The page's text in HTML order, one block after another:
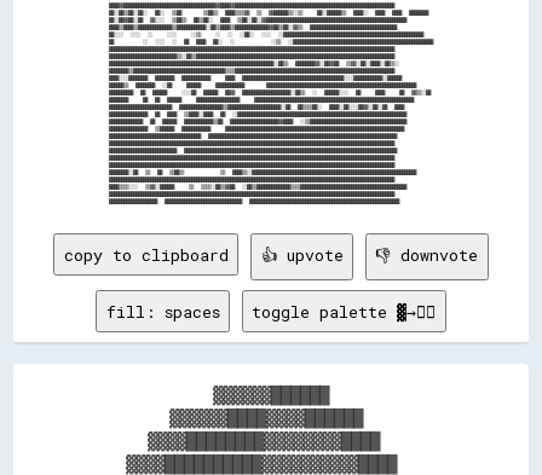
████▓▓██████████████████████████████████████▓▓████▓▓██████████████████████████████████████████████████████████████████
██░░██▒▒██░░██░░  ██░░  ▒▒██      ▒▒██▒▒  ████▒▒▒▒▓▓  ▒▒  ▓▓██████▒▒░░▒▒    ██░░██████▒▒  ████░░  ████  ████  ████████
██░░██▓▓██░░██  ▓▓░░░░  ▒▒██▒▒  ██▒▒██░░  ████  ▒▒██░░██░░▓▓██████████████████████████████████████████████████████████
████▒▒████▒▒██████████████▒▒████████████░░██▒▒████▒▒██████████████▓▓██▒▒██░░▓▓▒▒  ████████████████████████████████████
██░░░░  ░░░░  ░░    ░░░░    ░░▒▒    ░░  ░░  ░░██░░  ░░░░  ░░██████████████████████████████████████████████████████████
██        ░░  ░░░░  ░░  ██  ████  ██░░  ░░          ░░▒▒  ░░██████████████████████████████████████████████████████████
██████████████████████████████████████████████████████████████████████████████████████████████████████████████████████
████████████████████████████▒▒░░██▒▒██████████████████████████████████████████████████████████████████████████████████
████████████████████████████████████████████████████████████████████░░██▒▒  ████████▓▓░░██▓▓██  ▒▒▓▓░░██░░████░░██▒▒░░
████████▒▒██████████████████████████████████████▒▒▒▒██████████████████████████████████████████████████████████████████
████░░░░████████  ████████  ████████████    ████  ██████████████████████████████████████████░░░░████████████░░██████
██████▒▒  ████████  ░░██    ██████    ████████████      ██████████████████████████████████████████████████████████████
██████████  ██  ██████    ░░░░██  ██████  ██▓▓  ████████████████████░░██▒▒  ░░  ██████░░░░  ██    ████    ██  ▓▓▒▒░░██
████████    ██  ██  ██████    ██████████████████    ██████████████████████████████████████████████████████████████████
██████████████████████████  ██████████████████▒▒██████████████████████░░██  ██▒▒▒▒██░░  ████░░██░░░░██▓▓░░██░░██  ████
████████████████  ██  ████  ▒▒████░░████  ██  ░░██████████████████████████████████████████████████████████████████████
██████████████  ██  ██████  ████████████▒▒██  ████████████████████▓▓████  ░░▒▒████████████████████████████████████████
████████████████  ▒▒██████  ████████████    ██████████████████████████████████████████████████████████████████████████
██████████████████████████████████████  ██████████████████████████████████████████████████████████████████████████████
██████████████████████████████████████████████████████████████████████████████████████████████████████████████████████
████████████████████████████  ████████████████████████████████████████████████████████████████████████████████████████
██████████████████████████████████████████████████████████████████████████████████████████████████████████████████████
██████████████████████████████████████████████████████████████████████████████████████████████████████████████████████
████████░░██  ▒▒  ██  ▒▒██▒▒          ▒▒  ████▒▒░░████████████████████████████████████████████████████████████████████
██████████████████████████████████████████████████████████████████████████████████████████████████████████████████████
████▒▒▒▒░░░░  ▒▒▓▓░░██████    ▒▒  ▒▒▒▒░░██▒▒▓▓██  ░░██▒▒██████████████▒▒▒▒████████████████████████████████████████████
██████████████████████████████████████████████████████████████████████████████████████████████████████████████████████
copy to clipboard 👍 upvote 👎 downvote
fill: spaces toggle palette ▓→✊🏽
            ▓▓▓▓▓▓██████
        ▓▓▓▓▓▓████▓▓▓▓██████
      ▓▓▓▓████████▓▓▓▓▓▓▓▓████
    ▓▓▓▓██████████▓▓▓▓▓▓▓▓▓▓████